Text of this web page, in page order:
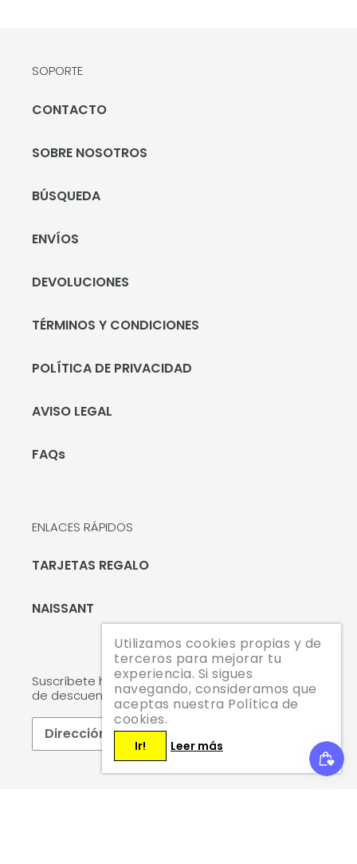
SOPORTE
CONTACTO
SOBRE NOSOTROS
BÚSQUEDA
ENVÍOS
DEVOLUCIONES
TÉRMINOS Y CONDICIONES
POLÍTICA DE PRIVACIDAD
AVISO LEGAL
FAQs
ENLACES RÁPIDOS
TARJETAS REGALO
NAISSANT
Suscríbete hoy mismo y te enviaremos un código
de descuento del 10 % para tu primera compra.
Utilizamos cookies propias y de
terceros para mejorar tu
experiencia. Si sigues
navegando, consideramos que
aceptas nuestra Política de
cookies.
Ir! Leer más